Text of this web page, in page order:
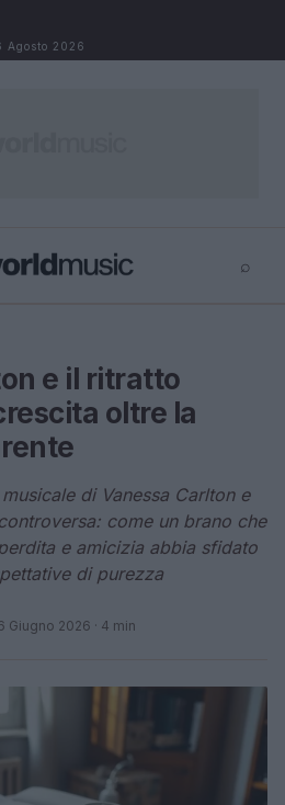
Agosto 2026
⌕
e il ritratto
oltre la
di Vanessa Carlton e
come un brano che
e amicizia abbia sfidato
di purezza
Giugno 2026 · 4 min